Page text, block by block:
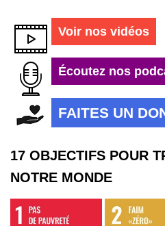
Voir nos vidéos
Écoutez nos
FAITES UN
17 OBJECTIFS POUR
NOTRE MONDE